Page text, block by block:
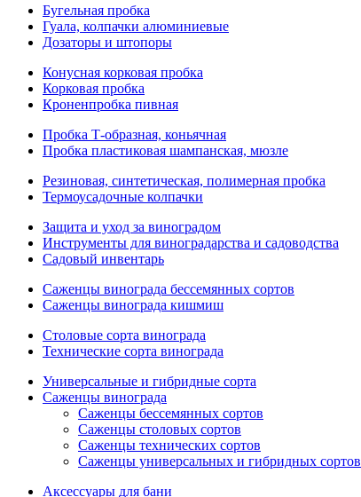
Бугельная пробка
Гуала, колпачки алюминиевые
Дозаторы и штопоры
Конусная корковая пробка
Корковая пробка
Кроненпробка пивная
Пробка Т-образная, коньячная
Пробка пластиковая шампанская, мюзле
Резиновая, синтетическая, полимерная пробка
Термоусадочные колпачки
Защита и уход за виноградом
Инструменты для виноградарства и садоводства
Садовый инвентарь
Саженцы винограда бессемянных сортов
Саженцы винограда кишмиш
Столовые сорта винограда
Технические сорта винограда
Универсальные и гибридные сорта
Саженцы винограда
Саженцы бессемянных сортов
Саженцы столовых сортов
Саженцы технических сортов
Саженцы универсальных и гибридных сортов
Аксессуары для бани